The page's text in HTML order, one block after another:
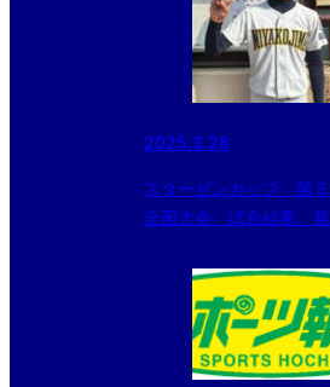
2025.3.28
スターゼンカップ 第
全国大会 試合結果 第